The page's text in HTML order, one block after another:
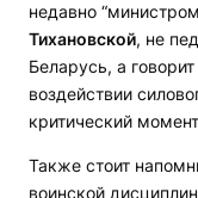
недавно
Тихановской, не
Беларусь, а
воздействии
критический
Также стоит
воинской